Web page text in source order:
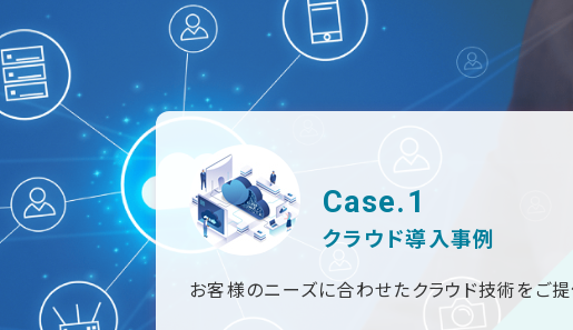
Case.1
クラウド導入事例
お客様のニーズに合わせたクラウド技術をご